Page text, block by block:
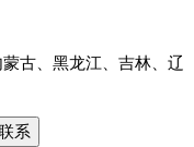
古、黑龙江、吉林、辽
系